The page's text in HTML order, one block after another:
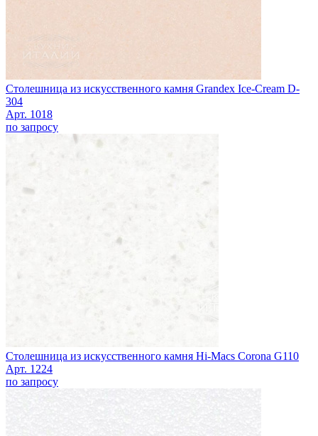
Столешница из искусственного камня Grandex Ice-Cream D-
304
Арт. 1018
по запросу
Столешница из искусственного камня Hi-Macs Corona G110
Арт. 1224
по запросу